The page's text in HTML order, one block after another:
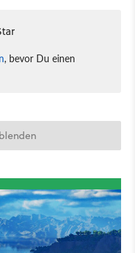
, bevor Du einen